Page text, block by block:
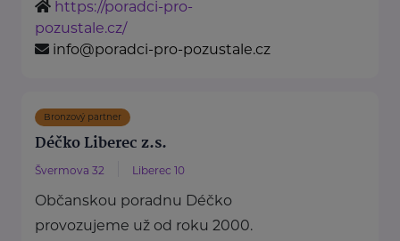
https://poradci-pro-
pozustale.cz/
info@poradci-pro-pozustale.cz
Bronzový partner
Déčko Liberec z.s.
Švermova 32 Liberec 10
Občanskou poradnu Déčko
provozujeme už od roku 2000.